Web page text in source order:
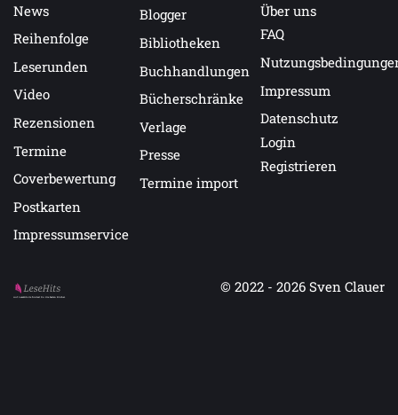
News
Reihenfolge
Leserunden
Video
Rezensionen
Termine
Coverbewertung
Postkarten
Impressumservice
Blogger
Bibliotheken
Buchhandlungen
Bücherschränke
Verlage
Presse
Termine import
Über uns
FAQ
Impressum
Datenschutz
Login
Registrieren
Auf LeseHits.de findest Du die besten Bücher.
© 2022 - 2026 Sven Clauer